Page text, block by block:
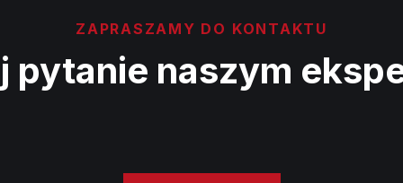
ZAPRASZAMY DO KONTAKTU
pytanie naszym